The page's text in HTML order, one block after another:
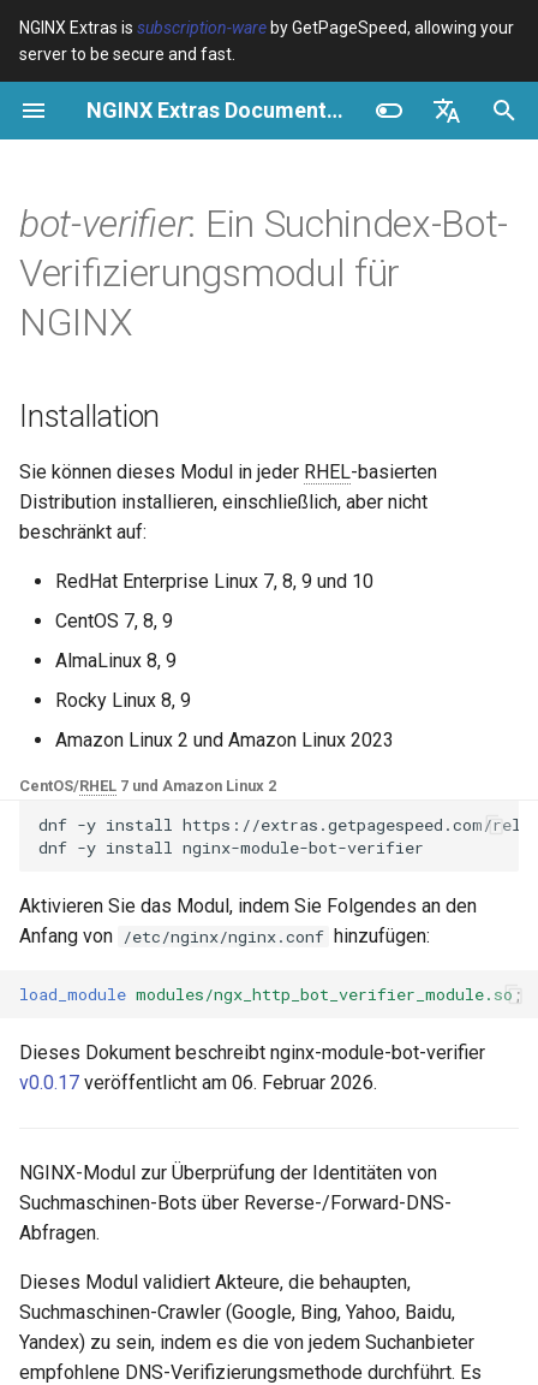
NGINX Extras is subscription-ware by GetPageSpeed, allowing your
server to be secure and fast.
NGINX Extras Documentation
Español
Português (Brasil)
S
u
h
d
i
n
e
r
t
Variables $bot_name
$bot_producer
$browser_version
$device_brand
$device_type
$is_console
$is_desktop
$is_mobile
$is_tv
$os_family
$os_name
Examples
Troubleshooting
Related
Directives geoip2
geoip2_proxy
Examples
Troubleshooting
Related
Funktionen
Unterstützte Anbieter
Eingebaute Anbieter
Benutzerdefinierte Anbieter
Direktiven
bot_verifier
bot_verifier_provider
bot_verifier_redis_host
bot_verifier_redis_port
bot_verifier_redis_expiry
bot_verifier_redis_database
bot_verifier_redis_password
GitHub
acme
ada
auto-ssl
aws-auth
balancer
base-encoding
cache
checkups
consul-event
core
cors
counter
dns-server
dns
etcd
exec
Cache
Leistung
Sicherheit
RHEL/CentOS wählen
NGINX-MOD - Verbesserte
NGINX mit HTTP/3, HPACK &
Gesundheitsprüfungen für
Tengine Webserver -
& Rocky Linux
NGINX-Module für das Plesk-
Control-Panel - RPM-Pakete
cPanel EA4 NGINX-Module -
Verwandle ea-nginx in eine
Leistungs- und
Sicherheitsmacht
NGINX HTTP/3 QUIC
Unterstützung - RPM-Pakete
für RHEL & CentOS
Installation auf RHEL, CentOS,
Rocky Linux & AlmaLinux
bot-verifier: Ein Suchindex-Bot-
Verifizierungsmodul für
NGINX
Installation
Sie können dieses Modul in jeder RHEL-basierten
Distribution installieren, einschließlich, aber nicht
beschränkt auf:
RedHat Enterprise Linux 7, 8, 9 und 10
CentOS 7, 8, 9
AlmaLinux 8, 9
Rocky Linux 8, 9
Amazon Linux 2 und Amazon Linux 2023
CentOS/RHEL 7 und Amazon Linux 2
dnf -y install
https://extras.getpagespeed.com/
dnf -y install
Aktivieren Sie das Modul, indem Sie Folgendes an den
Anfang von /etc/nginx/nginx.conf hinzufügen:
load_module modules/ngx_http_bot_verifier_module.so ;
Dieses Dokument beschreibt nginx-module-bot-verifier
v0.0.17 veröffentlicht am 06. Februar 2026.
NGINX-Modul zur Überprüfung der Identitäten von
Suchmaschinen-Bots über Reverse-/Forward-DNS-
Abfragen.
Dieses Modul validiert Akteure, die behaupten,
Suchmaschinen-Crawler (Google, Bing, Yahoo, Baidu,
Yandex) zu sein, indem es die von jedem Suchanbieter
empfohlene DNS-Verifizierungsmethode durchführt. Es